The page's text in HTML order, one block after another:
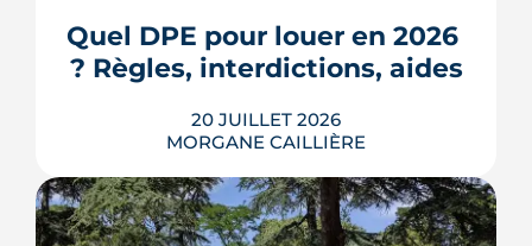
3e ville de Haute-Garonne.
LIRE L'ARTICLE
Quel DPE pour louer en 2026
? Règles, interdictions, aides
20 JUILLET 2026
MORGANE CAILLIÈRE